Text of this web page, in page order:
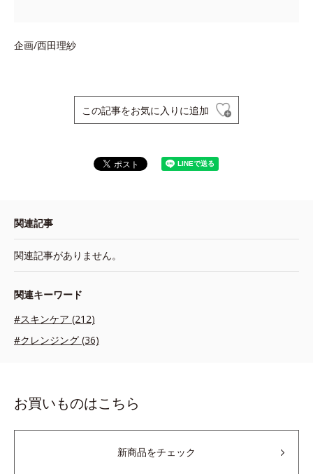
企画/西田理紗
この記事をお気に入りに追加
関連記事
関連記事がありません。
関連キーワード
#スキンケア (212)
#クレンジング (36)
お買いものはこちら
新商品をチェック